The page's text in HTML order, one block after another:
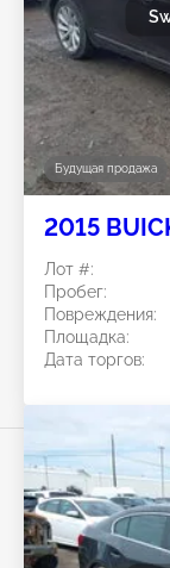
Будущая продажа
2015
Лот #:
Пробег:
Повреждения:
Площадка:
Дата торгов: